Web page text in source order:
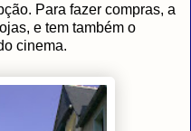
Para fazer compras, a
e tem também o
cinema.